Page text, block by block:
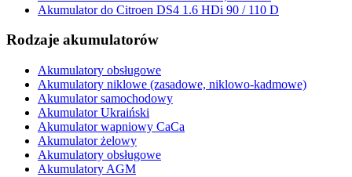
Akumulator do Citroen DS4 1.6 HDi 90 / 110 D
Rodzaje akumulatorów
Akumulatory obsługowe
Akumulatory niklowe (zasadowe, niklowo-kadmowe)
Akumulator samochodowy
Akumulator Ukraiński
Akumulator wapniowy CaCa
Akumulator żelowy
Akumulatory obsługowe
Akumulatory AGM